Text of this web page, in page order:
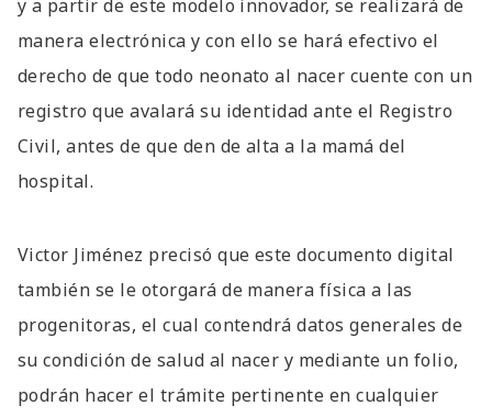
y a partir de este modelo innovador, se realizará de
manera electrónica y con ello se hará efectivo el
derecho de que todo neonato al nacer cuente con un
registro que avalará su identidad ante el Registro
Civil, antes de que den de alta a la mamá del
hospital.
Victor Jiménez precisó que este documento digital
también se le otorgará de manera física a las
progenitoras, el cual contendrá datos generales de
su condición de salud al nacer y mediante un folio,
podrán hacer el trámite pertinente en cualquier